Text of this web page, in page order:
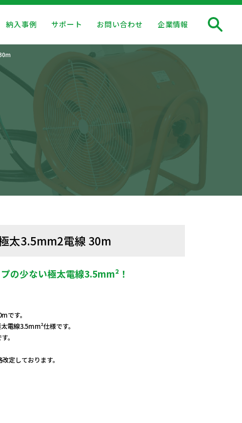
納入事例 サポート お問い合わせ 企業情報
太3.5mm2電線 30m
の少ない極太電線3.5mm²！
です。
電線3.5mm²仕様です。
。
定しております。